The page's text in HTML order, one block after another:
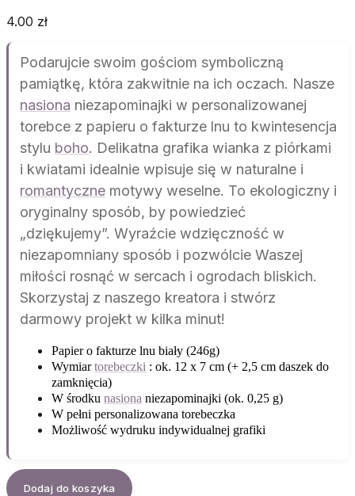
4.00 zł
Podarujcie swoim gościom symboliczną
pamiątkę, która zakwitnie na ich oczach. Nasze
nasiona niezapominajki w personalizowanej
torebce z papieru o fakturze lnu to kwintesencja
stylu boho. Delikatna grafika wianka z piórkami
i kwiatami idealnie wpisuje się w naturalne i
romantyczne motywy weselne. To ekologiczny i
oryginalny sposób, by powiedzieć
„dziękujemy”. Wyraźcie wdzięczność w
niezapomniany sposób i pozwólcie Waszej
miłości rosnąć w sercach i ogrodach bliskich.
Skorzystaj z naszego kreatora i stwórz
darmowy projekt w kilka minut!
Papier o fakturze lnu biały (246g)
Wymiartorebeczki : ok. 12 x 7 cm (+ 2,5 cm daszek do
zamknięcia)
W środku nasiona niezapominajki (ok. 0,25 g)
W pełni personalizowana torebeczka
Możliwość wydruku indywidualnej grafiki
Dodaj do koszyka